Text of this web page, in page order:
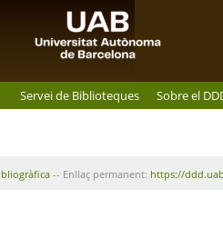
Servei de Biblioteques Sobre el
-- Enllaç permanent: https://